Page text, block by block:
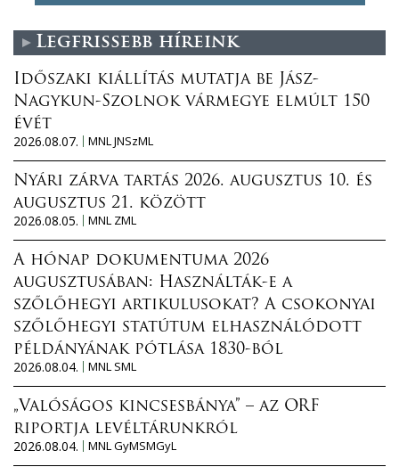
Legfrissebb híreink
Időszaki kiállítás mutatja be Jász-
Nagykun-Szolnok vármegye elmúlt 150
évét
2026.08.07.
MNL JNSzML
Nyári zárva tartás 2026. augusztus 10. és
augusztus 21. között
2026.08.05.
MNL ZML
A hónap dokumentuma 2026
augusztusában: Használták-e a
szőlőhegyi artikulusokat? A csokonyai
szőlőhegyi statútum elhasználódott
példányának pótlása 1830-ból
2026.08.04.
MNL SML
„Valóságos kincsesbánya” – az ORF
riportja levéltárunkról
2026.08.04.
MNL GyMSMGyL